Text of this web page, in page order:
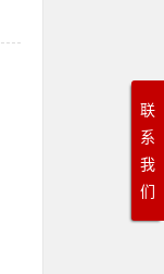
联
系
我
们